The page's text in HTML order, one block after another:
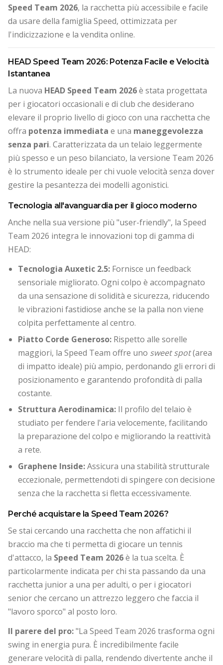
Speed Team 2026, la racchetta più accessibile e facile
da usare della famiglia Speed, ottimizzata per
l'indicizzazione e la vendita online.
HEAD Speed Team 2026: Potenza Facile e Velocità
Istantanea
La nuova HEAD Speed Team 2026è stata progettata
per i giocatori occasionali e di club che desiderano
elevare il proprio livello di gioco con una racchetta che
offra potenza immediata e una maneggevolezza
senza pari. Caratterizzata da un telaio leggermente
più spesso e un peso bilanciato, la versione Team 2026
è lo strumento ideale per chi vuole velocità senza dover
gestire la pesantezza dei modelli agonistici.
Tecnologia all'avanguardia per il gioco moderno
Anche nella sua versione più "user-friendly", la Speed
Team 2026 integra le innovazioni top di gamma di
HEAD:
Tecnologia Auxetic 2.5: Fornisce un feedback
sensoriale migliorato. Ogni colpo è accompagnato
da una sensazione di solidità e sicurezza, riducendo
le vibrazioni fastidiose anche se la palla non viene
colpita perfettamente al centro.
Piatto Corde Generoso: Rispetto alle sorelle
maggiori, la Speed Team offre uno sweet spot(area
di impatto ideale) più ampio, perdonando gli errori di
posizionamento e garantendo profondità di palla
costante.
Struttura Aerodinamica: Il profilo del telaio è
studiato per fendere l'aria velocemente, facilitando
la preparazione del colpo e migliorando la reattività
a rete.
Graphene Inside:Assicura una stabilità strutturale
eccezionale, permettendoti di spingere con decisione
senza che la racchetta si fletta eccessivamente.
Perché acquistare la Speed Team 2026?
Se stai cercando una racchetta che non affatichi il
braccio ma che ti permetta di giocare un tennis
d'attacco, la Speed Team 2026è la tua scelta. È
particolarmente indicata per chi sta passando da una
racchetta junior a una per adulti, o per i giocatori
senior che cercano un attrezzo leggero che faccia il
"lavoro sporco" al posto loro.
Il parere del pro:"La Speed Team 2026 trasforma ogni
swing in energia pura. È incredibilmente facile
generare velocità di palla, rendendo divertente anche il